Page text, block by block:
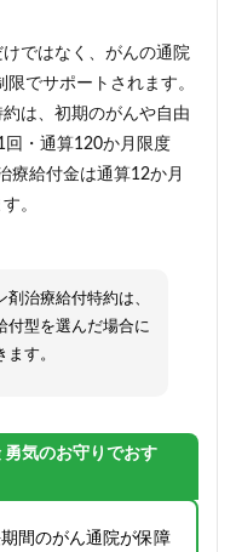
ではなく、がんの通院
でサポートされます。
は、初期のがんや自由
回・通算120か月限度
療給付金は通算12か月
。
治療給付特約は、
付型を選んだ場合に
す。
気のお守りでおす
間のがん通院が保障